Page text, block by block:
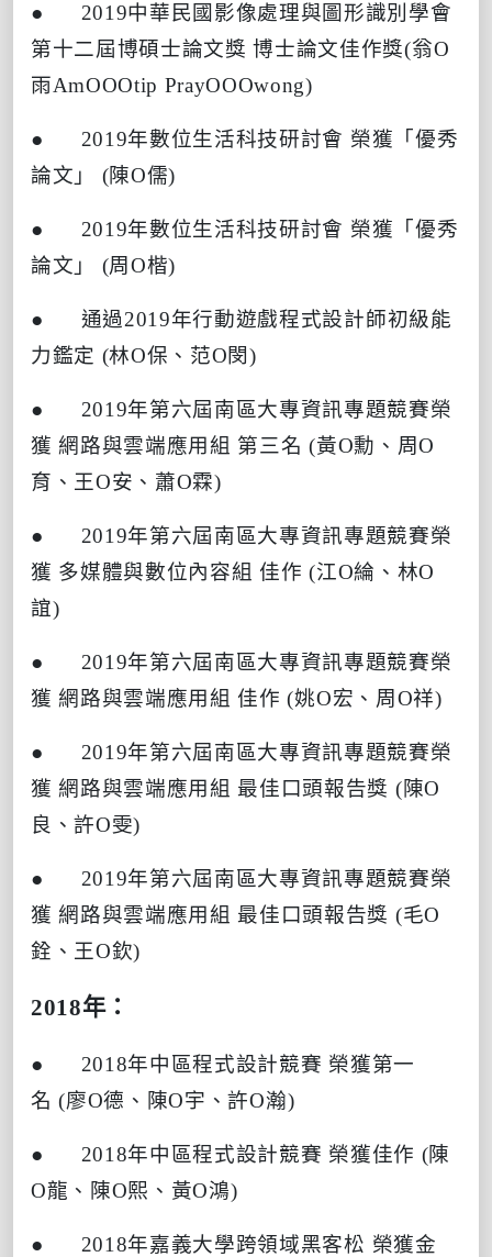
● 2019中華民國影像處理與圖形識別學會
第十二屆博碩士論文獎 博士論文佳作獎(翁O
雨AmOOOtip PrayOOOwong)
● 2019年數位生活科技研討會 榮獲「優秀
論文」
(陳O儒)
● 2019年數位生活科技研討會 榮獲「優秀
論文」
(周O楷)
● 通過2019年行動遊戲程式設計師初級能
力鑑定 (林O保、范O閔)
● 2019年第六屆南區大專資訊專題競賽榮
獲 網路與雲端應用組 第三名 (黃O勳、周O
育、王O安、蕭O霖)
● 2019年第六屆南區大專資訊專題競賽榮
獲 多媒體與數位內容組 佳作 (江O綸、林O
誼)
● 2019年第六屆南區大專資訊專題競賽榮
獲 網路與雲端應用組 佳作 (姚O宏、周 O祥)
● 2019年第六屆南區大專資訊專題競賽榮
獲 網路與雲端應用組 最佳口頭報告獎 (陳O
良、許O雯)
● 2019年第六屆南區大專資訊專題競賽榮
獲 網路與雲端應用組 最佳口頭報告獎 (毛O
銓、王O欽)
2018年：
● 2018年中區程式設計競賽 榮獲第一
名 (廖O德、陳O宇、許O瀚)
● 2018年中區程式設計競賽 榮獲佳作 (陳
O龍、陳O熙、黃O鴻)
● 2018年嘉義大學跨領域黑客松 榮獲金